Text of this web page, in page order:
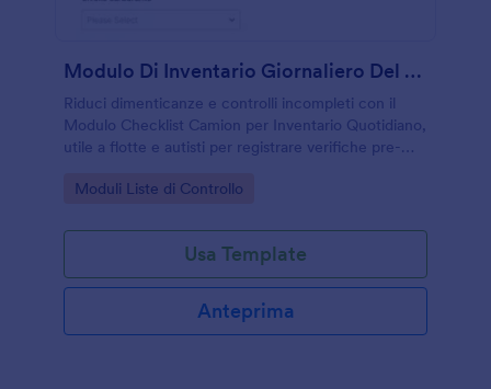
Modulo Di Inventario Giornaliero Del Camion
Riduci dimenticanze e controlli incompleti con il
Modulo Checklist Camion per Inventario Quotidiano,
utile a flotte e autisti per registrare verifiche pre-
Go to Category:
Moduli Liste di Controllo
Usa Template
Anteprima